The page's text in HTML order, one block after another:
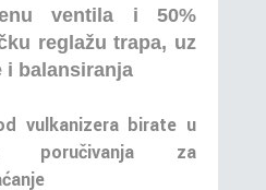
ventila i 50%
reglažu trapa, uz
i balansiranja
vulkanizera birate u
poručivanja za